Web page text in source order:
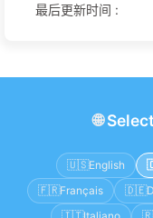
最后更新时间 :
🌐
🇺🇸English
🇫🇷Français 🇩🇪